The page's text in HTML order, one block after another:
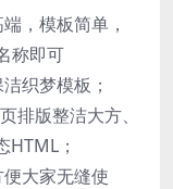
，模板简单，
称即可
织梦模板；
排版整洁大方、
HTML；
大家无缝使